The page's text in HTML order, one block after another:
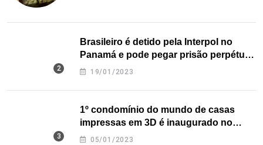
Brasileiro é detido pela Interpol no
Panamá e pode pegar prisão perpétua
nos EUA
19/01/2023
1º condomínio do mundo de casas
impressas em 3D é inaugurado no
Texas
05/01/2023